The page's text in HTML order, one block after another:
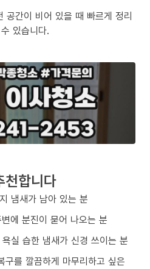
공간이 비어 있을 때 빠르게 정리
있습니다.
천합니다
냄새가 남아 있는 분
에 분진이 묻어 나오는 분
실 습한 냄새가 신경 쓰이는 분
구를 깔끔하게 마무리하고 싶은